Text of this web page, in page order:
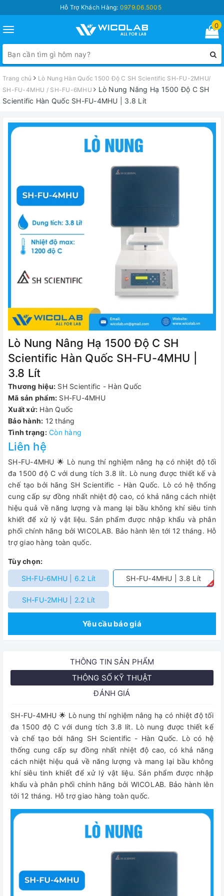
Hỗ Trợ Khách Hàng: 0979.06.5005
Toggle
navigation
0
Trang chủ
Lò Nung Hàn Quốc 1500 Độ C SH Scientific SH-FU-2MHU/
SH-FU-4MHU / SH-FU-6MHU
Lò Nung Nâng Hạ 1500 Độ C SH
Scientific Hàn Quốc SH-FU-4MHU | 3.8 Lít
Lò Nung Nâng Hạ 1500 Độ C SH
Scientific Hàn Quốc SH-FU-4MHU |
3.8 Lít
Thương hiệu: SH Scientific - Hàn Quốc
Mã sản phẩm: SH-FU-4MHU
Xuất xứ: Hàn Quốc
Bảo hành: 12 tháng
Tình trạng: Còn hàng
Liên hệ
SH-FU-4MHU 🌟 Lò nung thí nghiệm nâng hạ có nhiệt độ tối
đa 1500 độ C với dung tích 3.8 lít. Lò nung được thiết kế và
chế tạo bởi hãng SH Scientific - Hàn Quốc. Lò có hệ thống
cung cấp sự đồng nhất nhiệt độ cao, có khả năng cách nhiệt
hiệu quả về năng lượng và mang lại bầu không khí siêu tinh
khiết để xử lý vật liệu. Sản phẩm được nhập khẩu và phân
phối chính hãng bởi WICOLAB. Bảo hành lên tới 12 tháng. Hỗ
trợ giao hàng toàn quốc.
Tùy chọn:
SH-FU-6MHU | 6.2 Lít
SH-FU-4MHU | 3.8 Lít
SH-FU-2MHU | 2.2 Lít
Yêu cầu báo giá
THÔNG TIN SẢN PHẨM
THÔNG SỐ KỸ THUẬT
ĐÁNH GIÁ
SH-FU-4MHU 🌟 Lò nung thí nghiệm nâng hạ có nhiệt độ tối
đa 1500 độ C với dung tích 3.8 lít. Lò nung được thiết kế
và chế tạo bởi hãng SH Scientific - Hàn Quốc. Lò có hệ
thống cung cấp sự đồng nhất nhiệt độ cao, có khả năng
cách nhiệt hiệu quả về năng lượng và mang lại bầu không
khí siêu tinh khiết để xử lý vật liệu. Sản phẩm được nhập
khẩu và phân phối chính hãng bởi WICOLAB. Bảo hành lên
tới 12 tháng. Hỗ trợ giao hàng toàn quốc.